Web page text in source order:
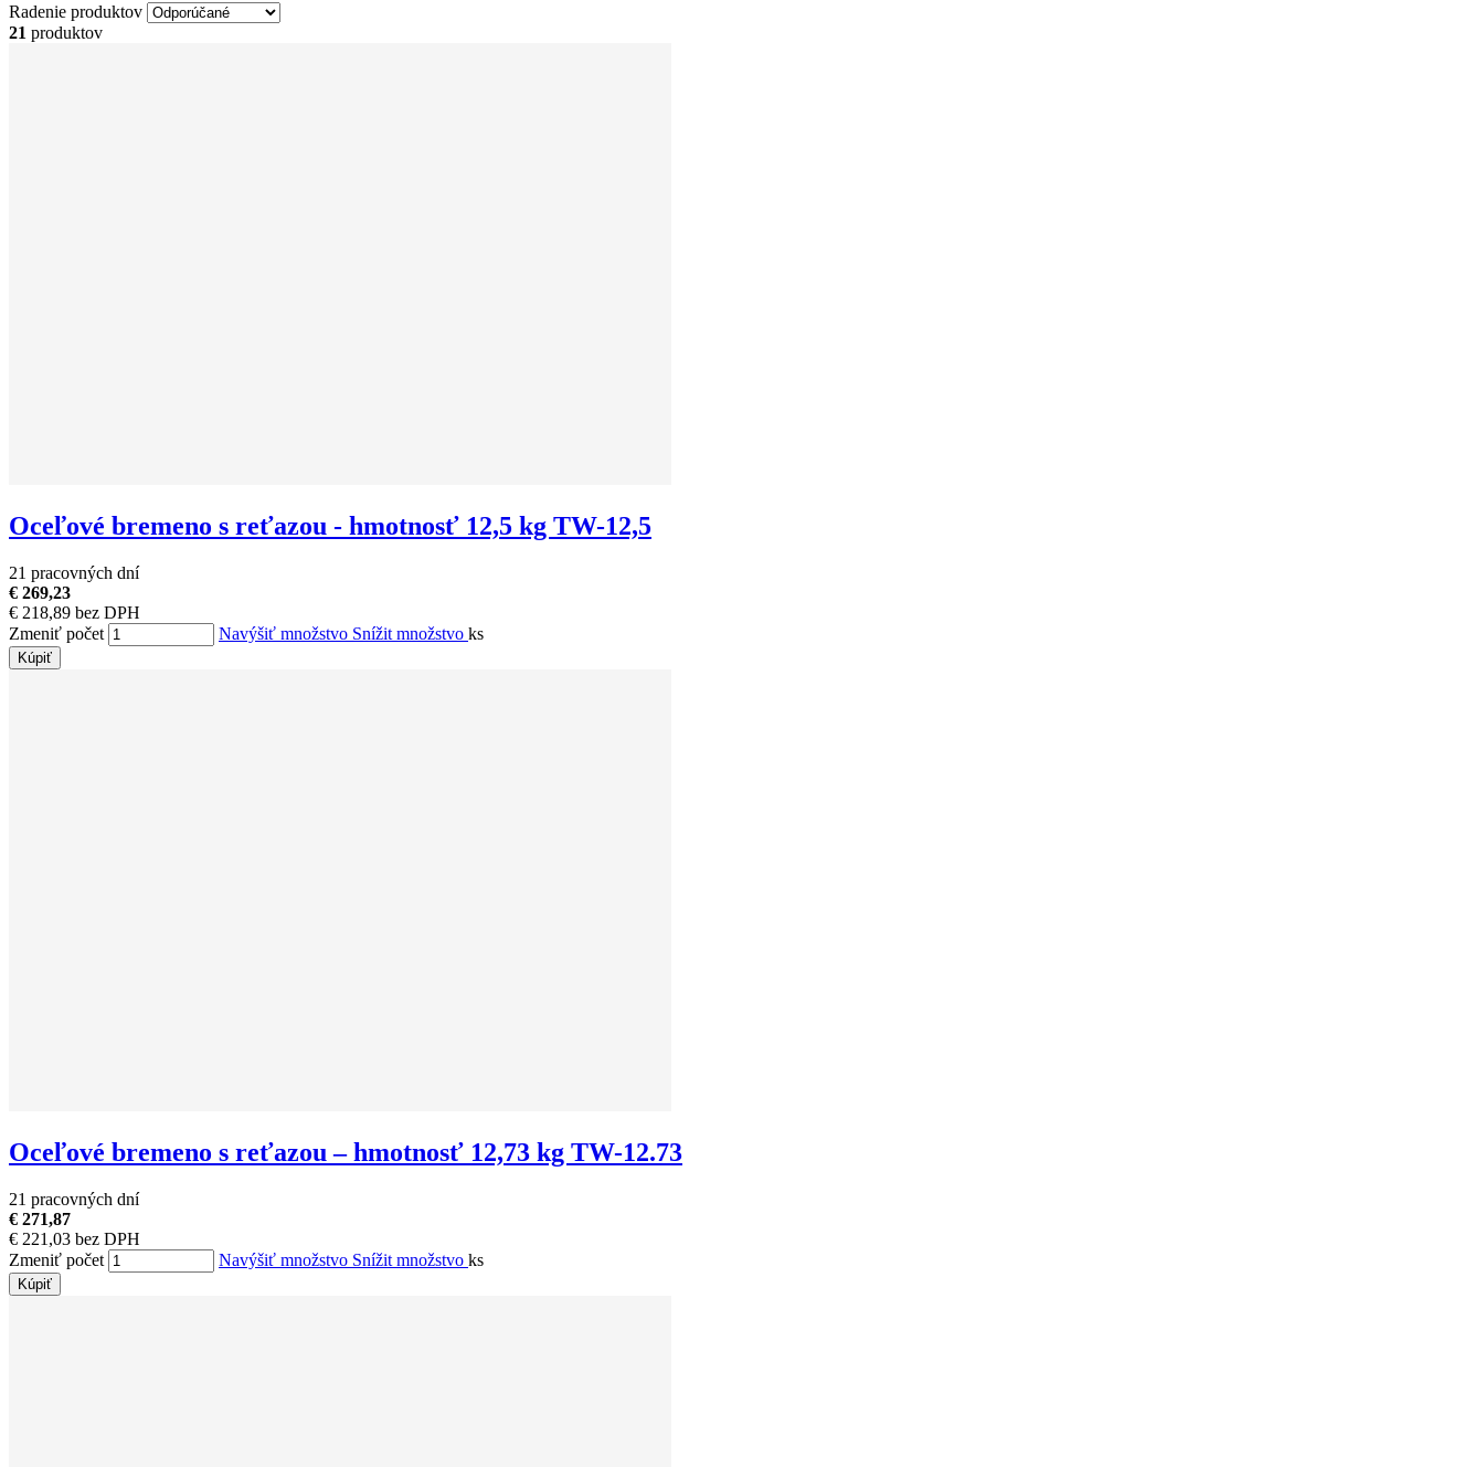
Radenie produktov
21 produktov
Oceľové bremeno s reťazou - hmotnosť 12,5 kg TW-12,5
21 pracovných dní
€ 269,23
€ 218,89 bez DPH
Zmeniť počet
Navýšiť množstvo Snížit množstvo ks
Kúpiť
Oceľové bremeno s reťazou – hmotnosť 12,73 kg TW-12.73
21 pracovných dní
€ 271,87
€ 221,03 bez DPH
Zmeniť počet
Navýšiť množstvo Snížit množstvo ks
Kúpiť